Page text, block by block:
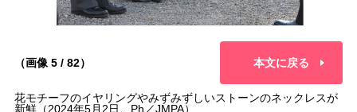
（画像 5 / 82） 本文に戻る
花モチーフのイヤリングやみずみずしいストーンのネックレスが
新鮮（2024年5月2日、Ph／JMPA）